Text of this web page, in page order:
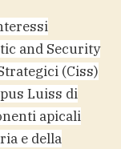
and Security
(Ciss)
Luiss di
apicali
e della